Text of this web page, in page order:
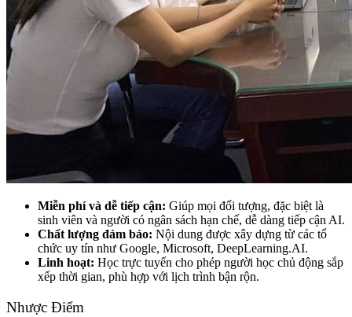
Miễn phí và dễ tiếp cận: Giúp mọi đối tượng, đặc biệt là
sinh viên và người có ngân sách hạn chế, dễ dàng tiếp cận AI.
Chất lượng đảm bảo: Nội dung được xây dựng từ các tổ
chức uy tín như Google, Microsoft, DeepLearning.AI.
Linh hoạt: Học trực tuyến cho phép người học chủ động sắp
xếp thời gian, phù hợp với lịch trình bận rộn.
Nhược Điểm